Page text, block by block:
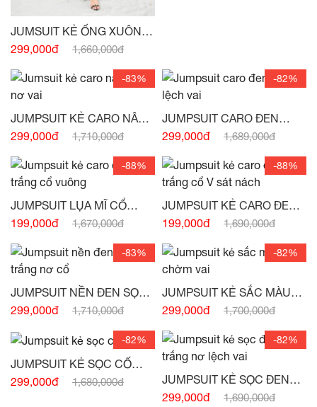
JUMSUIT KẺ ỐNG XUÔNG
VAI CHỜM -(HẾT HÀNG)
299,000đ 1,660,000đ
-83%
JUMPSUIT KẺ CARO NÂU
TÂY NƠ VAI -(HẾT HÀNG)
299,000đ 1,710,000đ
-82%
JUMPSUIT CARO ĐEN
TRẮNG LỆCH VAI -(HẾT
299,000đ 1,689,000đ
-88%
JUMPSUIT LỤA MĨ CỔ
VUÔNG XẾP LI NGỰC
199,000đ 1,670,000đ
-88%
JUMPSUIT KẺ CARO ĐEN
199,000đ 1,690,000đ
-83%
JUMPSUIT NỀN ĐEN SỌC
TRẮNG NƠ CỔ -(HẾT
299,000đ 1,710,000đ
-82%
JUMPSUIT KẺ SẮC MÀU
NƠ CHỜM VAI
299,000đ 1,700,000đ
-82%
JUMPSUIT KẺ SỌC CỐ
ĐAN -(HẾT HÀNG)
299,000đ 1,680,000đ
-82%
JUMPSUIT KẺ SỌC ĐEN
299,000đ 1,690,000đ